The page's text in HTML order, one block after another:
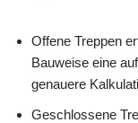
Offene Treppen
Bauweise eine
genauere
Geschlossene